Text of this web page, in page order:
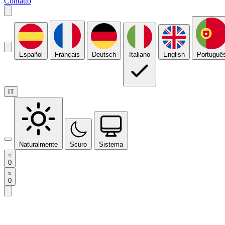
Español Français Deutsch Italiano English
IT
Naturalmente Scuro Sistema
0
0